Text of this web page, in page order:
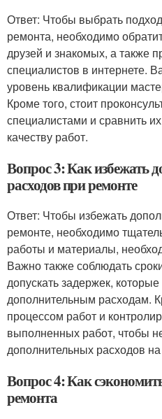
Ответ: Чтобы выбрать
ремонта, необходимо
друзей и знакомых, а также
специалистов в интернете.
уровень квалификации
Кроме того, стоит
специалистами и сравнить
качеству работ.
Вопрос 3: Как избежать
расходов при ремонте
Ответ: Чтобы избежать
ремонте, необходимо
работы и материалы,
Важно также соблюдать
допускать задержек,
дополнительным расходам.
процессом работ и
выполненных работ, чтобы
дополнительных расходов
Вопрос 4: Как
ремонта